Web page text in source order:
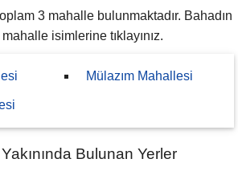
3 mahalle bulunmaktadır. Bahadın
isimlerine tıklayınız.
Mülazım Mahallesi
Bulunan Yerler